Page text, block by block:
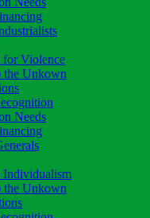
Violence
Unkown
Needs
Unkown